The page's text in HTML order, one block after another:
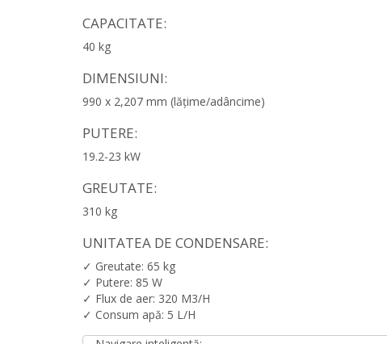
CAPACITATE:
40 kg
DIMENSIUNI:
990 x 2,207 mm (lățime/adâncime)
PUTERE:
19.2-23 kW
GREUTATE:
310 kg
UNITATEA DE CONDENSARE:
✓ Greutate: 65 kg
✓ Putere: 85 W
✓ Flux de aer: 320 M3/H
✓ Consum apă: 5 L/H